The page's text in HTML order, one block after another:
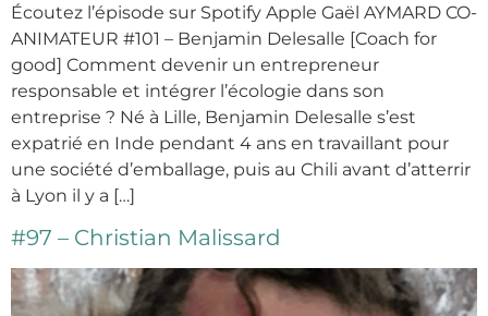
Écoutez l’épisode sur Spotify Apple Gaël AYMARD CO-
ANIMATEUR #101 – Benjamin Delesalle [Coach for
good] Comment devenir un entrepreneur
responsable et intégrer l’écologie dans son
entreprise ? Né à Lille, Benjamin Delesalle s’est
expatrié en Inde pendant 4 ans en travaillant pour
une société d’emballage, puis au Chili avant d’atterrir
à Lyon il y a […]
#97 – Christian Malissard